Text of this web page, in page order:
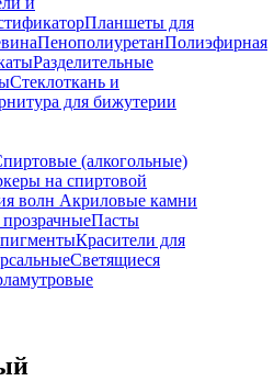
Планшеты для
ПенополиуретанПолиэфирная
Разделительные
Стеклоткань и
для бижутерии
(алкогольные)
на спиртовой
волн Акриловые камни
Пасты
Красители для
Светящиеся